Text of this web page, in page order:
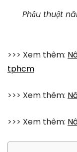
Phẫu thuật
>>> Xem thêm:
tphcm
>>> Xem thêm:
>>> Xem thêm: